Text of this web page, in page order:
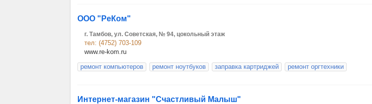
ООО "РеКом"
г. Тамбов, ул. Советская, № 94, цокольный этаж
тел: (4752) 703-109
www.re-kom.ru
ремонт компьютеров
ремонт ноутбуков заправка картриджей ремонт оргтехники
Интернет-магазин "Счастливый Малыш"